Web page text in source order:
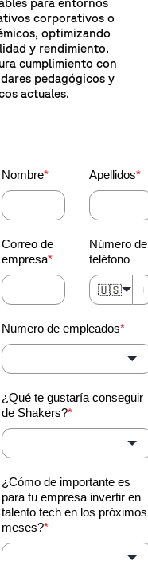
para entornos
corporativos o
optimizando
y rendimiento.
cumplimiento con
pedagógicos y
actuales.
Nombre* Apellidos*
Correo de
empresa*
Número de
teléfono
🇺🇸
Numero de empleados*
¿Qué te gustaría conseguir
de Shakers?*
¿Cómo de importante es
para tu empresa invertir en
talento tech en los próximos
meses?*